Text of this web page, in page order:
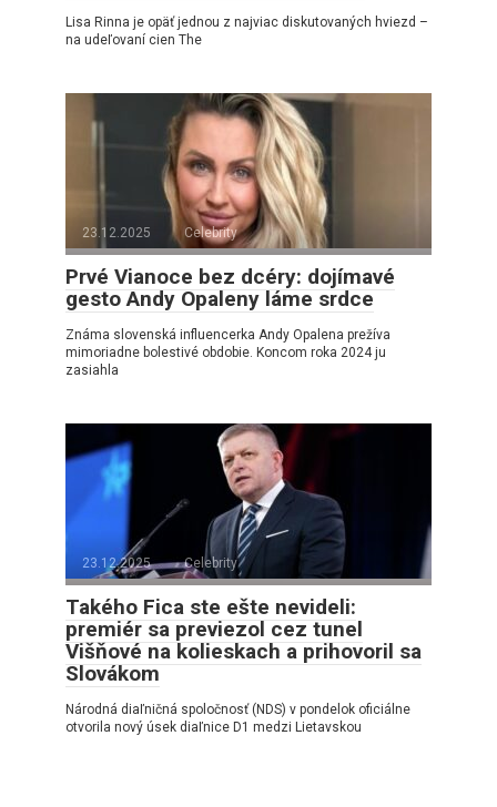
Lisa Rinna je opäť jednou z najviac diskutovaných hviezd –
na udeľovaní cien The
23.12.2025 Celebrity
Prvé Vianoce bez dcéry: dojímavé
gesto Andy Opaleny láme srdce
Známa slovenská influencerka Andy Opalena prežíva
mimoriadne bolestivé obdobie. Koncom roka 2024 ju
zasiahla
23.12.2025 Celebrity
Takého Fica ste ešte nevideli:
premiér sa previezol cez tunel
Višňové na kolieskach a prihovoril sa
Slovákom
Národná diaľničná spoločnosť (NDS) v pondelok oficiálne
otvorila nový úsek diaľnice D1 medzi Lietavskou